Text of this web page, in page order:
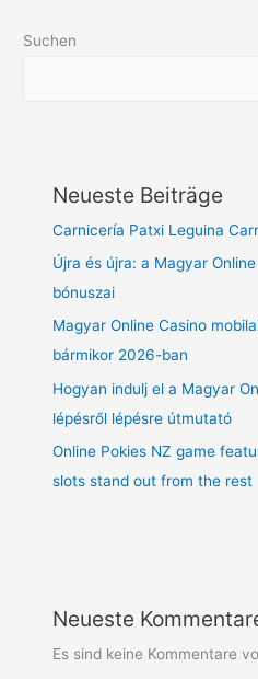
Suchen
Neueste Beiträge
Carnicería Patxi Leguina
Újra és újra: a Magyar
bónuszai
Magyar Online Casino
bármikor 2026-ban
Hogyan indulj el a Magyar
lépésről lépésre útmutató
Online Pokies NZ game
slots stand out from the rest
Neueste
Es sind keine Kommentare